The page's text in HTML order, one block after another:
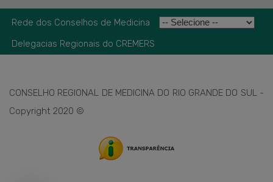
Rede dos Conselhos de Medicina
Delegacias Regionais do CREMERS
CONSELHO REGIONAL DE MEDICINA DO RIO GRANDE DO SUL -
Copyright 2020 ©